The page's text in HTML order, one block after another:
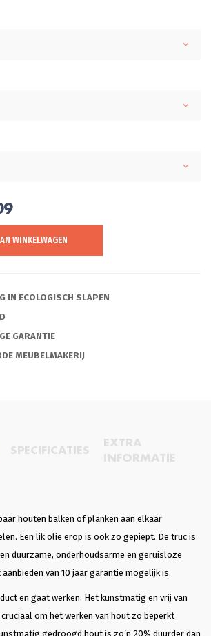
WINKELWAGEN
IN ECOLOGISCH SLAPEN
GARANTIE
MEUBELMAKERIJ
SPECIFICATIES
EXTRA
INFORMATIE
houten balken of planken aan elkaar
Een lik olie erop is ook zo gepiept. De truc is
duurzame, onderhoudsarme en geruisloze
van 10 jaar garantie mogelijk is.
en gaat werken. Het kunstmatig en vrij van
om het werken van hout zo beperkt
gedroogd hout is zo’n 20% duurder dan